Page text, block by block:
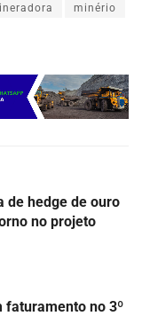
minério
de hedge de ouro
no projeto
faturamento no 3º